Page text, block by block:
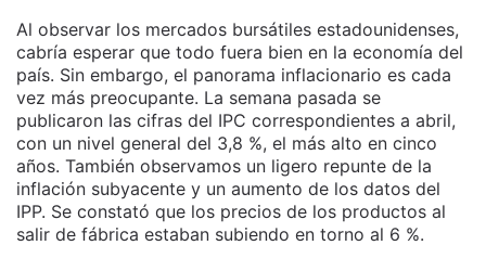
Al observar los mercados bursátiles estadounidenses,
cabría esperar que todo fuera bien en la economía del
país. Sin embargo, el panorama inflacionario es cada
vez más preocupante. La semana pasada se
publicaron las cifras del IPC correspondientes a abril,
con un nivel general del 3,8 %, el más alto en cinco
años. También observamos un ligero repunte de la
inflación subyacente y un aumento de los datos del
IPP. Se constató que los precios de los productos al
salir de fábrica estaban subiendo en torno al 6 %.